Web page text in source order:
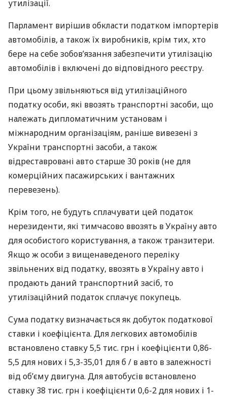
утилізації.
Парламент вирішив обкласти податком імпортерів
автомобілів, а також їх виробників, крім тих, хто
бере на себе зобов’язання забезпечити утилізацію
автомобілів і включені до відповідного реєстру.
При цьому звільняються від утилізаційного
податку особи, які ввозять транспортні засоби, що
належать дипломатичним установам і
міжнародним організаціям, раніше вивезені з
України транспортні засоби, а також
відреставровані авто старше 30 років (не для
комерційних пасажирських і вантажних
перевезень).
Крім того, не будуть сплачувати цей податок
нерезиденти, які тимчасово ввозять в Україну авто
для особистого користування, а також транзитери.
Якщо ж особи з вищенаведеного переліку
звільнених від податку, ввозять в Україну авто і
продають даний транспортний засіб, то
утилізаційний податок сплачує покупець.
Сума податку визначається як добуток податкової
ставки і коефіцієнта. Для легкових автомобілів
встановлено ставку 5,5 тис. грн і коефіцієнти 0,86-
5,5 для нових і 5,3-35,01 для б / в авто в залежності
від об’єму двигуна. Для автобусів встановлено
ставку 38 тис. грн і коефіцієнти 0,6-2 для нових і 1-